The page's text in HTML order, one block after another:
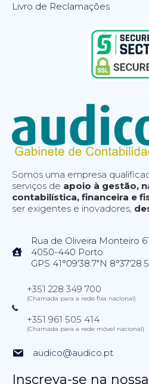
Livro de Reclamações
Somos uma empresa
serviços de apoio à gestão,
contabilística, financeira e
ser exigentes e inovadores,
Rua de Oliveira Monteiro
4050-440 Porto
GPS 41°09'38.7"N
+351 228 349 700
(Chamada para a rede fixa nacional)
+351 961 505 414
(Chamada para a rede móvel nacional)
audico@audico.pt
Inscreva-se na